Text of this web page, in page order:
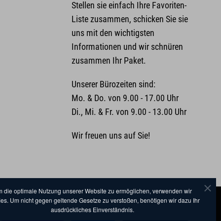
die optimale Nutzung unserer Website zu ermöglichen, verwenden wir
Um nicht gegen geltende Gesetze zu verstoßen, benötigen wir dazu Ihr
ausdrückliches Einverständnis.
Stellen sie einfach Ihre Favoriten-
Liste zusammen, schicken Sie sie
uns mit den wichtigsten
Informationen und wir schnüren
zusammen Ihr Paket.
Unserer Bürozeiten sind:
Mo. & Do. von 9.00 - 17.00 Uhr
Di., Mi. & Fr. von 9.00 - 13.00 Uhr
Wir freuen uns auf Sie!